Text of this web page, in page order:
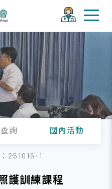
詢 國內活動
251015-1
護訓練課程